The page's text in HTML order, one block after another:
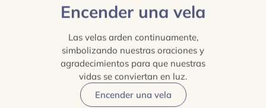
Encender una vela
Las velas arden continuamente,
simbolizando nuestras oraciones y
agradecimientos para que nuestras
vidas se conviertan en luz.
Encender una vela